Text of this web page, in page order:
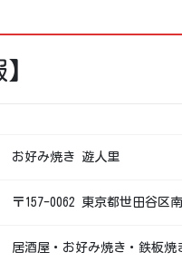
お好み焼き 遊人里
〒157-0062 東京都世田谷区
居酒屋・お好み焼き・鉄板焼